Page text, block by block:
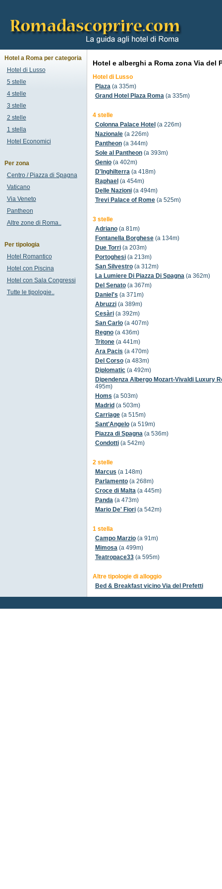
Hotel e alberghi a Roma zona Via del
Hotel di Lusso
Plaza(a 335m)
Grand Hotel Plaza Roma(a 335m)
4 stelle
Colonna Palace Hotel (a 226m)
Nazionale(a 226m)
Pantheon(a 344m)
Sole al Pantheon(a 393m)
Genio(a 402m)
D'Inghilterra(a 418m)
Raphael (a 454m)
Delle Nazioni(a 494m)
Trevi Palace of Rome(a 525m)
3 stelle
Adriano(a 81m)
Fontanella Borghese(a 134m)
Due Torri(a 203m)
Portoghesi(a 213m)
San Silvestro(a 312m)
La Lumiere Di Piazza Di Spagna(a 362m)
Del Senato(a 367m)
Daniel's (a 371m)
Abruzzi(a 389m)
Cesàri(a 392m)
San Carlo(a 407m)
Regno(a 436m)
Tritone(a 441m)
Ara Pacis (a 470m)
Del Corso(a 483m)
Diplomatic(a 492m)
Dipendenza Albergo Mozart-Vivaldi Luxury
495m)
Homs (a 503m)
Madrid (a 503m)
Carriage(a 515m)
Sant'Angelo(a 519m)
Piazza di Spagna(a 536m)
Condotti(a 542m)
2 stelle
Marcus (a 148m)
Parlamento(a 268m)
Croce di Malta(a 445m)
Panda(a 473m)
Mario De' Fiori(a 542m)
1 stella
Campo Marzio(a 91m)
Mimosa(a 499m)
Teatropace33(a 595m)
Altre tipologie di alloggio
Bed & Breakfast vicino Via del Prefetti
Hotel a Roma per categoria
Hotel di Lusso
5 stelle
4 stelle
3 stelle
2 stelle
1 stella
Hotel Economici
Per zona
Centro / Piazza di Spagna
Vaticano
Via Veneto
Pantheon
Altre zone di Roma..
Per tipologia
Hotel Romantico
Hotel con Piscina
Hotel con Sala Congressi
Tutte le tipologie..